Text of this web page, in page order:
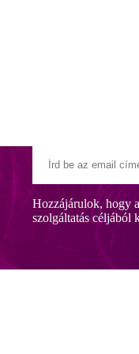
el. Az exkluzív
Hozzájárulok, hogy
szolgáltatás céljából